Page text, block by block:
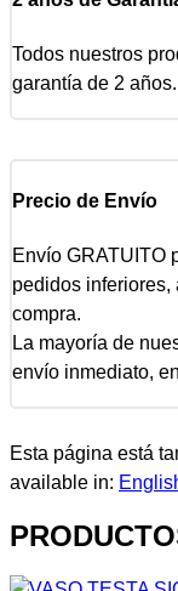
Todos nuestros
garantía de 2 años.
Precio de Envío
Envío GRATUITO
pedidos inferiores,
compra.
La mayoría de
envío inmediato,
Esta página está
available in: